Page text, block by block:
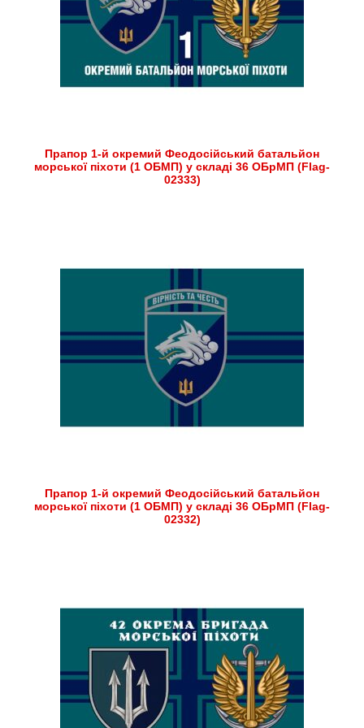
Прапор 1-й окремий Феодосійський батальйон
морської піхоти (1 ОБМП) у складі 36 ОБрМП (Flag-
02333)
Прапор 1-й окремий Феодосійський батальйон
морської піхоти (1 ОБМП) у складі 36 ОБрМП (Flag-
02332)